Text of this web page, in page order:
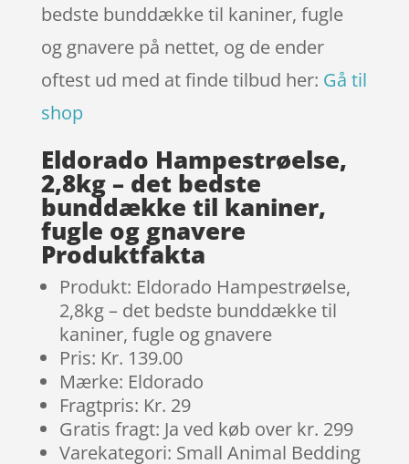
bedste bunddække til kaniner, fugle
og gnavere på nettet, og de ender
oftest ud med at finde tilbud her: Gå til
shop
Eldorado Hampestrøelse,
2,8kg – det bedste
bunddække til kaniner,
fugle og gnavere
Produktfakta
Produkt: Eldorado Hampestrøelse,
2,8kg – det bedste bunddække til
kaniner, fugle og gnavere
Pris: Kr. 139.00
Mærke: Eldorado
Fragtpris: Kr. 29
Gratis fragt: Ja ved køb over kr. 299
Varekategori: Small Animal Bedding